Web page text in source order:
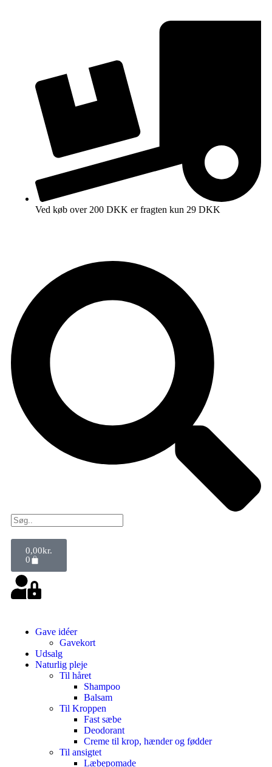
Ved køb over 200 DKK er fragten kun 29 DKK
0,00kr.
0
Gave idéer
Gavekort
Udsalg
Naturlig pleje
Til håret
Shampoo
Balsam
Til Kroppen
Fast sæbe
Deodorant
Creme til krop, hænder og fødder
Til ansigtet
Læbepomade